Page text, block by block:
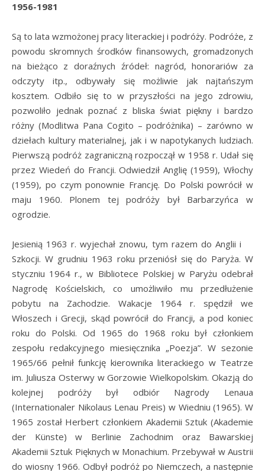
1956-1981
Są to lata wzmożonej pracy literackiej i podróży. Podróże, z
powodu skromnych środków finansowych, gromadzonych
na bieżąco z doraźnych źródeł: nagród, honorariów za
odczyty itp., odbywały się możliwie jak najtańszym
kosztem. Odbiło się to w przyszłości na jego zdrowiu,
pozwoliło jednak poznać z bliska świat piękny i bardzo
różny (Modlitwa Pana Cogito – podróżnika) – zarówno w
dziełach kultury materialnej, jak i w napotykanych ludziach.
Pierwszą podróż zagraniczną rozpoczął w 1958 r. Udał się
przez Wiedeń do Francji. Odwiedził Anglię (1959), Włochy
(1959), po czym ponownie Francję. Do Polski powrócił w
maju 1960. Plonem tej podróży był Barbarzyńca w
ogrodzie.
Jesienią 1963 r. wyjechał znowu, tym razem do Anglii i
Szkocji. W grudniu 1963 roku przeniósł się do Paryża. W
styczniu 1964 r., w Bibliotece Polskiej w Paryżu odebrał
Nagrodę Kościelskich, co umożliwiło mu przedłużenie
pobytu na Zachodzie. Wakacje 1964 r. spędził we
Włoszech i Grecji, skąd powrócił do Francji, a pod koniec
roku do Polski. Od 1965 do 1968 roku był członkiem
zespołu redakcyjnego miesięcznika „Poezja”. W sezonie
1965/66 pełnił funkcję kierownika literackiego w Teatrze
im. Juliusza Osterwy w Gorzowie Wielkopolskim. Okazją do
kolejnej podróży był odbiór Nagrody Lenaua
(Internationaler Nikolaus Lenau Preis) w Wiedniu (1965). W
1965 został Herbert członkiem Akademii Sztuk (Akademie
der Künste) w Berlinie Zachodnim oraz Bawarskiej
Akademii Sztuk Pięknych w Monachium. Przebywał w Austrii
do wiosny 1966. Odbył podróż po Niemczech, a następnie